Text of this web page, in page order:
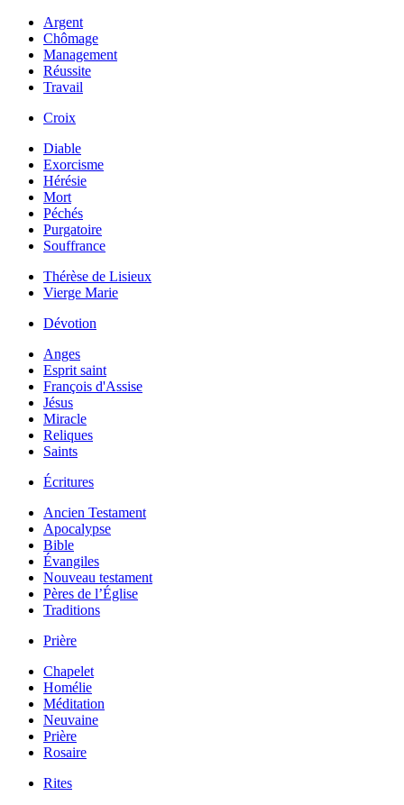
Argent
Chômage
Management
Réussite
Travail
Croix
Diable
Exorcisme
Hérésie
Mort
Péchés
Purgatoire
Souffrance
Thérèse de Lisieux
Vierge Marie
Dévotion
Anges
Esprit saint
François d'Assise
Jésus
Miracle
Reliques
Saints
Écritures
Ancien Testament
Apocalypse
Bible
Évangiles
Nouveau testament
Pères de l’Église
Traditions
Prière
Chapelet
Homélie
Méditation
Neuvaine
Prière
Rosaire
Rites